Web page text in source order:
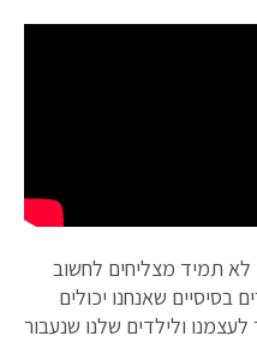
לא תמיד מצליחים לחשוב
שאנחנו יכולים
ולילדים שלנו שנעבור